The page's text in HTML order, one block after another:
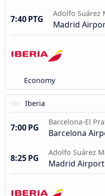
7:40 PTG
Adolfo Suárez
Madrid
Economy
Iberia
7:00 PG
Barcelona-El
Barcelona
8:25 PG
Adolfo Suárez
Madrid Airport